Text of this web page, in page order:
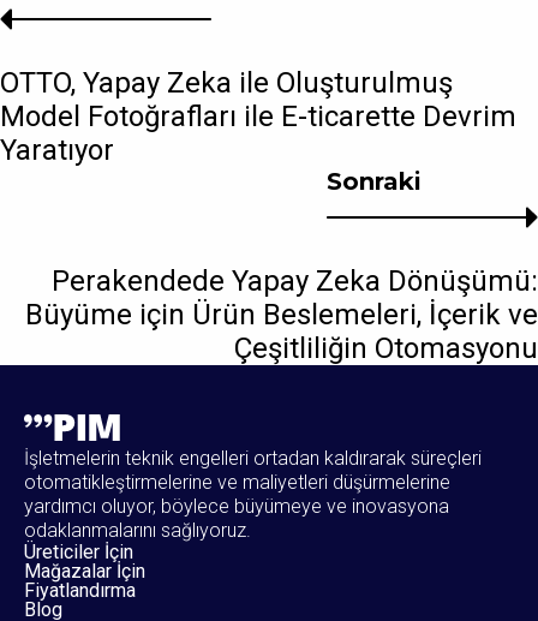
Sonraki
Perakendede Yapay Zeka Dönüşümü:
Büyüme için Ürün Beslemeleri, İçerik ve
Çeşitliliğin Otomasyonu
OTTO, Yapay Zeka ile Oluşturulmuş
Model Fotoğrafları ile E-ticarette Devrim
Yaratıyor
İşletmelerin teknik engelleri ortadan kaldırarak süreçleri
otomatikleştirmelerine ve maliyetleri düşürmelerine
yardımcı oluyor, böylece büyümeye ve inovasyona
odaklanmalarını sağlıyoruz.
Üreticiler İçin
Mağazalar İçin
Fiyatlandırma
Blog